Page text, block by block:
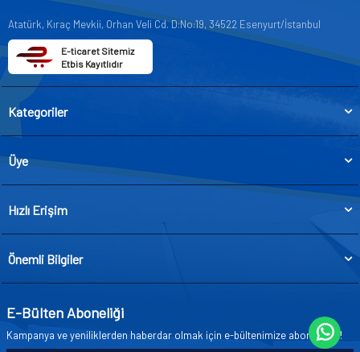
Atatürk, Kıraç Mevkii, Orhan Veli Cd. D:No:19, 34522 Esenyurt/İstanbul
E-ticaret Sitemiz
Etbis Kayıtlıdır
Kategoriler
Üye
Hızlı Erişim
Önemli Bilgiler
E-Bülten Aboneliği
Kampanya ve yeniliklerden haberdar olmak için e-bültenimize abone olun!